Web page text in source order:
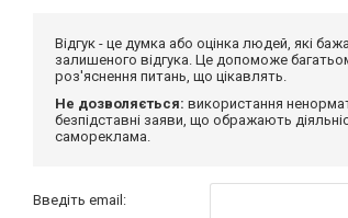
Відгук - це думка або оцінка людей, які
залишеного відгука. Це допоможе
роз'яснення питань, що цікавлять.
Не дозволяється: використання
безпідставні заяви, що ображають
самореклама.
Введіть email: